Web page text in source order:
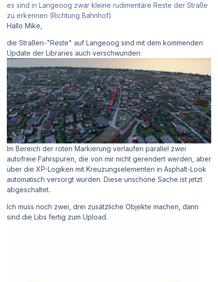
es sind in Langeoog zwar kleine rudimentäre Reste der Straße
zu erkennen (Richtung Bahnhof)
Hallo Mike,
die Straßen-"Reste" auf Langeoog sind mit dem kommenden
Update der Libraries auch verschwunden:
Im Bereich der roten Markierung verlaufen parallel zwei
autofreie Fahrspuren, die von mir nicht gerendert werden, aber
über die XP-Logiken mit Kreuzungselementen in Asphalt-Look
automatisch versorgt wurden. Diese unschöne Sache ist jetzt
abgeschaltet.
Ich muss noch zwei, drei zusätzliche Objekte machen, dann
sind die Libs fertig zum Upload.